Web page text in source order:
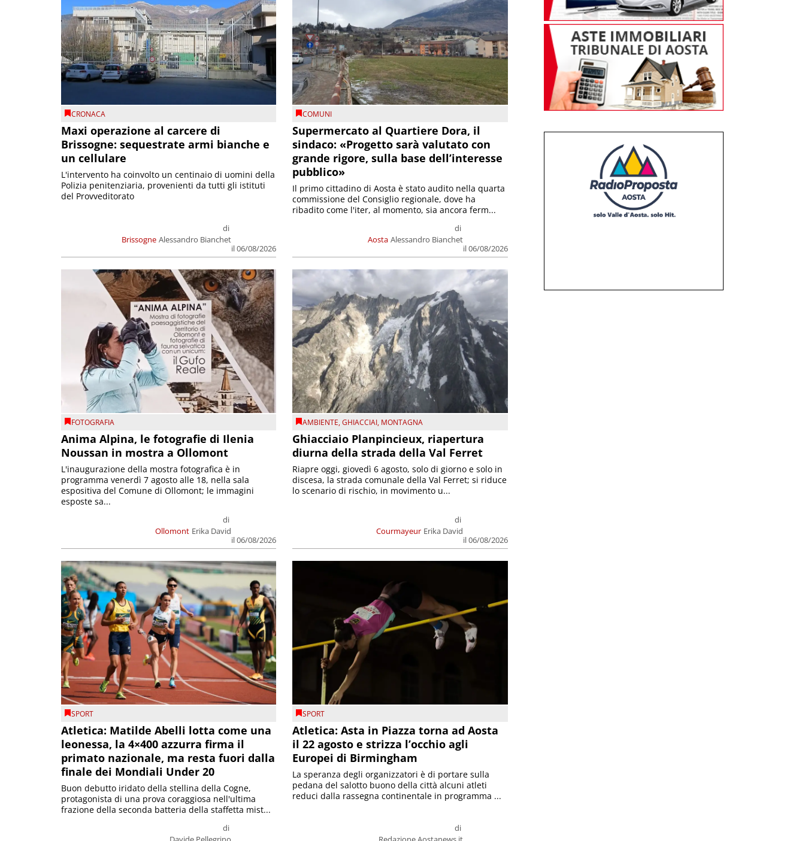
CRONACA
Maxi operazione al carcere di
Brissogne: sequestrate armi bianche e
un cellulare
Brissogne
di
Alessandro Bianchet
il 06/08/2026
L'intervento ha coinvolto un centinaio di uomini della
Polizia penitenziaria, provenienti da tutti gli istituti
del Provveditorato
COMUNI
Supermercato al Quartiere Dora, il
sindaco: «Progetto sarà valutato con
grande rigore, sulla base dell’interesse
pubblico»
Aosta
di
Alessandro Bianchet
il 06/08/2026
Il primo cittadino di Aosta è stato audito nella quarta
commissione del Consiglio regionale, dove ha
ribadito come l'iter, al momento, sia ancora ferm...
FOTOGRAFIA
Anima Alpina, le fotografie di Ilenia
Noussan in mostra a Ollomont
Ollomont
di
Erika David
il 06/08/2026
L'inaugurazione della mostra fotografica è in
programma venerdì 7 agosto alle 18, nella sala
espositiva del Comune di Ollomont; le immagini
esposte sa...
AMBIENTE,GHIACCIAI, MONTAGNA
Ghiacciaio Planpincieux, riapertura
diurna della strada della Val Ferret
Courmayeur
di
Erika David
il 06/08/2026
Riapre oggi, giovedì 6 agosto, solo di giorno e solo in
discesa, la strada comunale della Val Ferret; si riduce
lo scenario di rischio, in movimento u...
SPORT
Atletica: Matilde Abelli lotta come una
leonessa, la 4×400 azzurra firma il
primato nazionale, ma resta fuori dalla
finale dei Mondiali Under 20
di
Buon debutto iridato della stellina della Cogne,
protagonista di una prova coraggiosa nell'ultima
frazione della seconda batteria della staffetta mist...
SPORT
Atletica: Asta in Piazza torna ad Aosta
il 22 agosto e strizza l’occhio agli
Europei di Birmingham
di
La speranza degli organizzatori è di portare sulla
pedana del salotto buono della città alcuni atleti
reduci dalla rassegna continentale in programma ...